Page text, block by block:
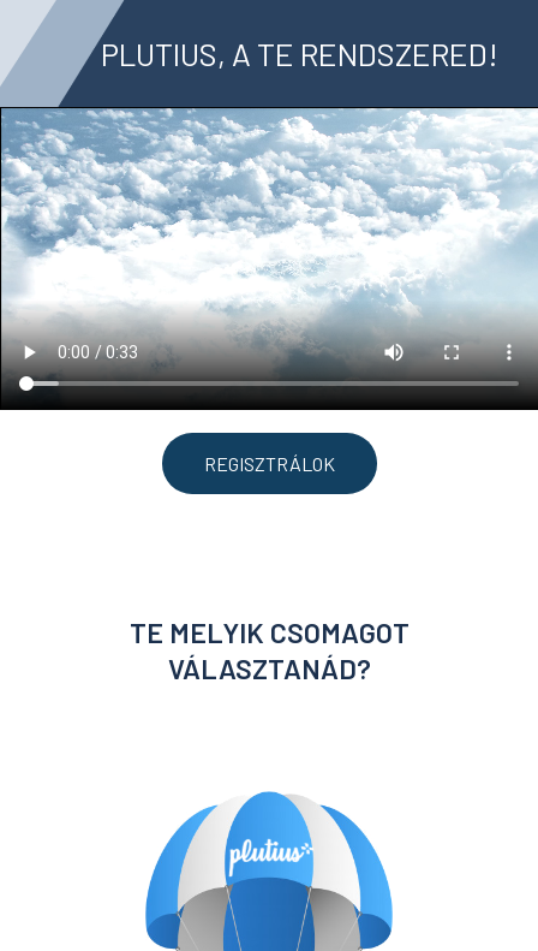
PLUTIUS, A TE RENDSZERED!
REGISZTRÁLOK
TE MELYIK CSOMAGOT
VÁLASZTANÁD?